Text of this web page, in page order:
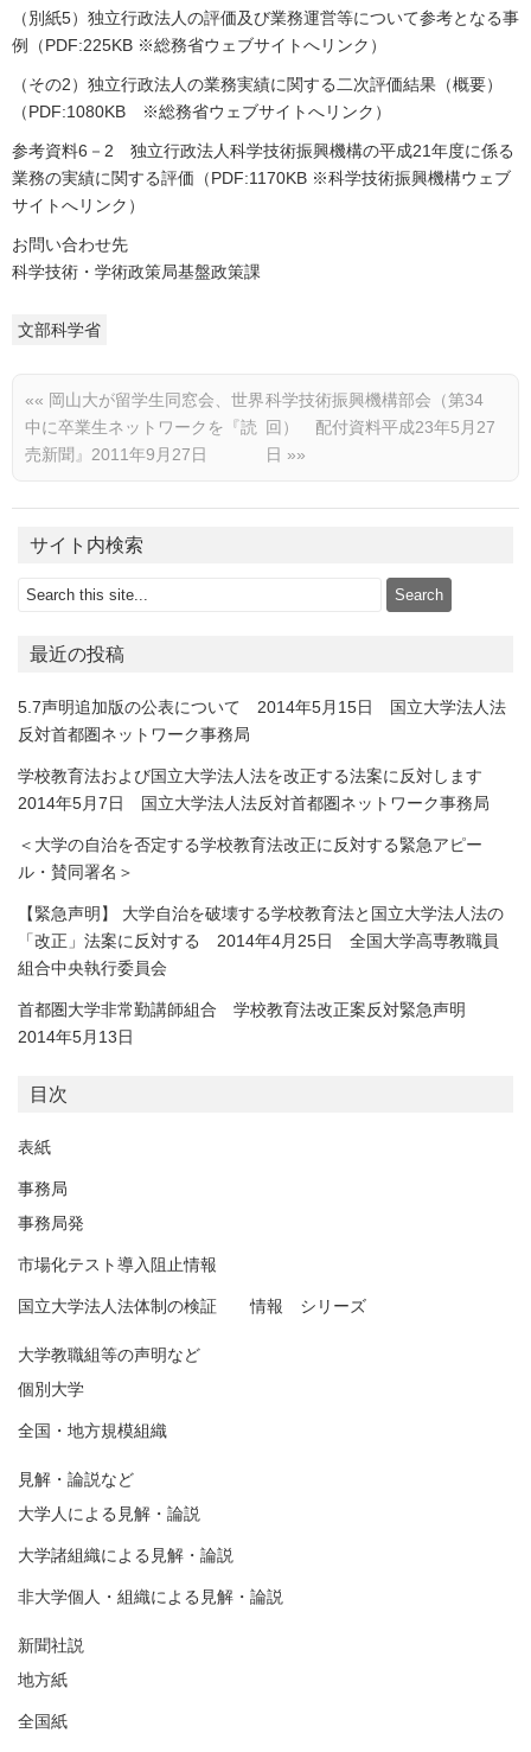
（別紙5）独立行政法人の評価及び業務運営等について参考となる事
例（PDF:225KB ※総務省ウェブサイトへリンク）
（その2）独立行政法人の業務実績に関する二次評価結果（概要）
（PDF:1080KB ※総務省ウェブサイトへリンク）
参考資料6－2 独立行政法人科学技術振興機構の平成21年度に係る
業務の実績に関する評価（PDF:1170KB ※科学技術振興機構ウェブ
サイトへリンク）
お問い合わせ先
科学技術・学術政策局基盤政策課
文部科学省
«« 岡山大が留学生同窓会、世界
中に卒業生ネットワークを『読
売新聞』2011年9月27日
科学技術振興機構部会（第34
回） 配付資料平成23年5月27
日 »»
サイト内検索
最近の投稿
5.7声明追加版の公表について 2014年5月15日 国立大学法人法
反対首都圏ネットワーク事務局
学校教育法および国立大学法人法を改正する法案に反対します
2014年5月7日 国立大学法人法反対首都圏ネットワーク事務局
＜大学の自治を否定する学校教育法改正に反対する緊急アピー
ル・賛同署名＞
【緊急声明】 大学自治を破壊する学校教育法と国立大学法人法の
「改正」法案に反対する 2014年4月25日 全国大学高専教職員
組合中央執行委員会
首都圏大学非常勤講師組合 学校教育法改正案反対緊急声明
2014年5月13日
目次
表紙
事務局
事務局発
市場化テスト導入阻止情報
国立大学法人法体制の検証 情報 シリーズ
大学教職組等の声明など
個別大学
全国・地方規模組織
見解・論説など
大学人による見解・論説
大学諸組織による見解・論説
非大学個人・組織による見解・論説
新聞社説
地方紙
全国紙